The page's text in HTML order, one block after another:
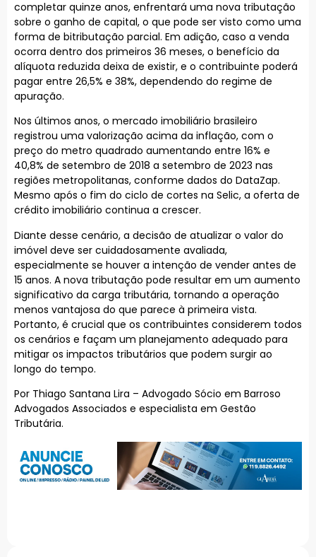
completar quinze anos, enfrentará uma nova tributação
sobre o ganho de capital, o que pode ser visto como uma
forma de bitributação parcial. Em adição, caso a venda
ocorra dentro dos primeiros 36 meses, o benefício da
alíquota reduzida deixa de existir, e o contribuinte poderá
pagar entre 26,5% e 38%, dependendo do regime de
apuração.
Nos últimos anos, o mercado imobiliário brasileiro
registrou uma valorização acima da inflação, com o
preço do metro quadrado aumentando entre 16% e
40,8% de setembro de 2018 a setembro de 2023 nas
regiões metropolitanas, conforme dados do DataZap.
Mesmo após o fim do ciclo de cortes na Selic, a oferta de
crédito imobiliário continua a crescer.
Diante desse cenário, a decisão de atualizar o valor do
imóvel deve ser cuidadosamente avaliada,
especialmente se houver a intenção de vender antes de
15 anos. A nova tributação pode resultar em um aumento
significativo da carga tributária, tornando a operação
menos vantajosa do que parece à primeira vista.
Portanto, é crucial que os contribuintes considerem todos
os cenários e façam um planejamento adequado para
mitigar os impactos tributários que podem surgir ao
longo do tempo.
Por Thiago Santana Lira – Advogado Sócio em Barroso
Advogados Associados e especialista em Gestão
Tributária.